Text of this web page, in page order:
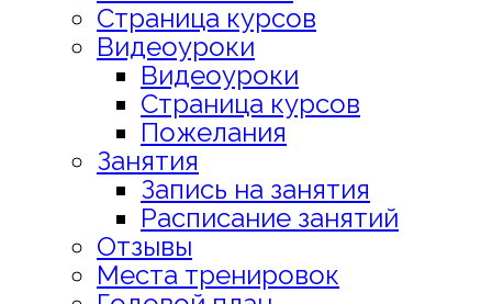
Страница курсов
Видеоуроки
Видеоуроки
Страница курсов
Пожелания
Занятия
Запись на занятия
Расписание занятий
Отзывы
Места тренировок